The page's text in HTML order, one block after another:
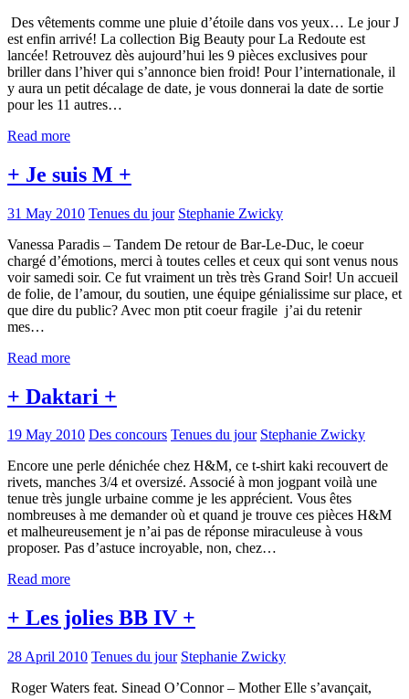
Des vêtements comme une pluie d’étoile dans vos yeux… Le jour J
est enfin arrivé! La collection Big Beauty pour La Redoute est
lancée! Retrouvez dès aujourd’hui les 9 pièces exclusives pour
briller dans l’hiver qui s’annonce bien froid! Pour l’internationale, il
y aura un petit décalage de date, je vous donnerai la date de sortie
pour les 11 autres…
Read more
+ Je suis M +
31 May 2010 Tenues du jour Stephanie Zwicky
Vanessa Paradis – Tandem De retour de Bar-Le-Duc, le coeur
chargé d’émotions, merci à toutes celles et ceux qui sont venus nous
voir samedi soir. Ce fut vraiment un très très Grand Soir! Un accueil
de folie, de l’amour, du soutien, une équipe génialissime sur place, et
que dire du public? Avec mon ptit coeur fragile j’ai du retenir
mes…
Read more
+ Daktari +
19 May 2010 Des concours Tenues du jour Stephanie Zwicky
Encore une perle dénichée chez H&M, ce t-shirt kaki recouvert de
rivets, manches 3/4 et oversizé. Associé à mon jogpant voilà une
tenue très jungle urbaine comme je les apprécient. Vous êtes
nombreuses à me demander où et quand je trouve ces pièces H&M
et malheureusement je n’ai pas de réponse miraculeuse à vous
proposer. Pas d’astuce incroyable, non, chez…
Read more
+ Les jolies BB IV +
28 April 2010 Tenues du jour Stephanie Zwicky
Roger Waters feat. Sinead O’Connor – Mother Elle s’avançait,